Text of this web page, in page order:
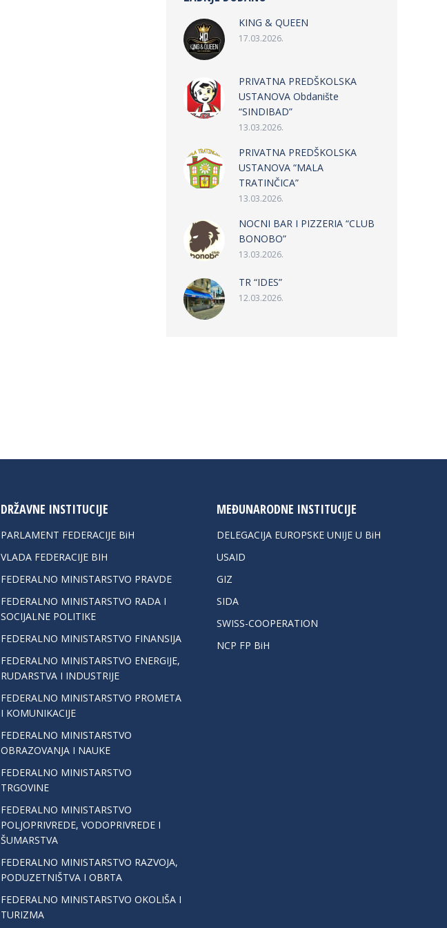
KING & QUEEN
17.03.2026.
PRIVATNA PREDŠKOLSKA
USTANOVA Obdanište
“SINDIBAD”
13.03.2026.
PRIVATNA PREDŠKOLSKA
USTANOVA “MALA
TRATINČICA”
13.03.2026.
NOCNI BAR I PIZZERIA “CLUB
BONOBO”
13.03.2026.
TR “IDES”
12.03.2026.
DRŽAVNE INSTITUCIJE
PARLAMENT FEDERACIJE BiH
VLADA FEDERACIJE BIH
FEDERALNO MINISTARSTVO PRAVDE
FEDERALNO MINISTARSTVO RADA I
SOCIJALNE POLITIKE
FEDERALNO MINISTARSTVO FINANSIJA
FEDERALNO MINISTARSTVO ENERGIJE,
RUDARSTVA I INDUSTRIJE
FEDERALNO MINISTARSTVO PROMETA
I KOMUNIKACIJE
FEDERALNO MINISTARSTVO
OBRAZOVANJA I NAUKE
FEDERALNO MINISTARSTVO
TRGOVINE
FEDERALNO MINISTARSTVO
POLJOPRIVREDE, VODOPRIVREDE I
ŠUMARSTVA
FEDERALNO MINISTARSTVO RAZVOJA,
PODUZETNIŠTVA I OBRTA
FEDERALNO MINISTARSTVO OKOLIŠA I
TURIZMA
MEĐUNARODNE INSTITUCIJE
DELEGACIJA EUROPSKE UNIJE U BiH
USAID
GIZ
SIDA
SWISS-COOPERATION
NCP FP BiH